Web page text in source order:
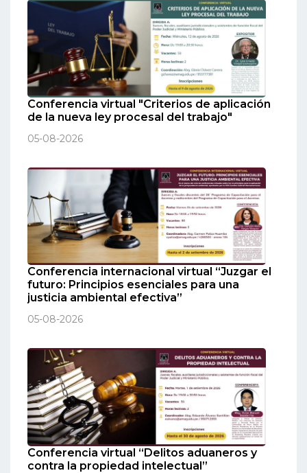
Conferencia virtual "Criterios de aplicación
de la nueva ley procesal del trabajo"
05-08-2026
Conferencia internacional virtual “Juzgar el
futuro: Principios esenciales para una
justicia ambiental efectiva”
05-08-2026
Conferencia virtual “Delitos aduaneros y
contra la propiedad intelectual”